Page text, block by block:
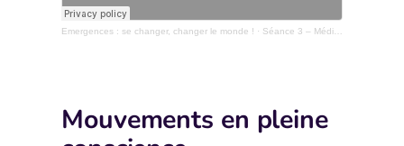
Emergences : se changer, changer le monde ! · Séance 3 – Méditation sur la respiration avec la voix de Nastasya van der Straten – 25 minutes
Mouvements en pleine